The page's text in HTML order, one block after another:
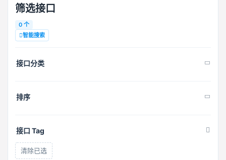
筛选接口
0 个
智能搜索
接口分类
排序
接口 Tag
清除已选